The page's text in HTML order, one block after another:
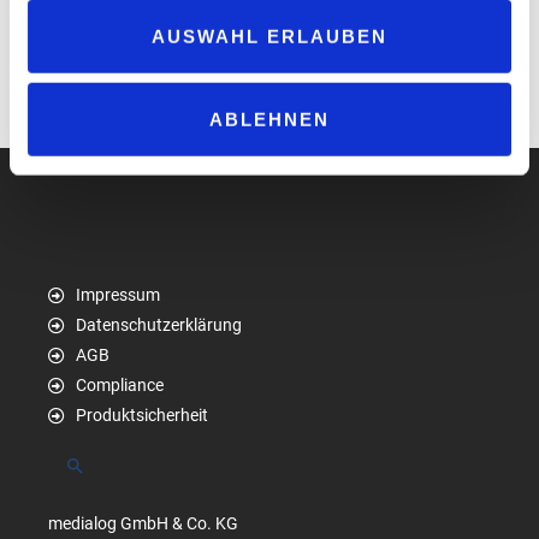
AUSWAHL ERLAUBEN
ABLEHNEN
Ladeoptionen abdeckt und im Wettbewerb neue Maßstäbe setzt“.
www.mobilityhouse.com
Impressum
Datenschutzerklärung
AGB
Compliance
Produktsicherheit
Suchen
medialog GmbH & Co. KG